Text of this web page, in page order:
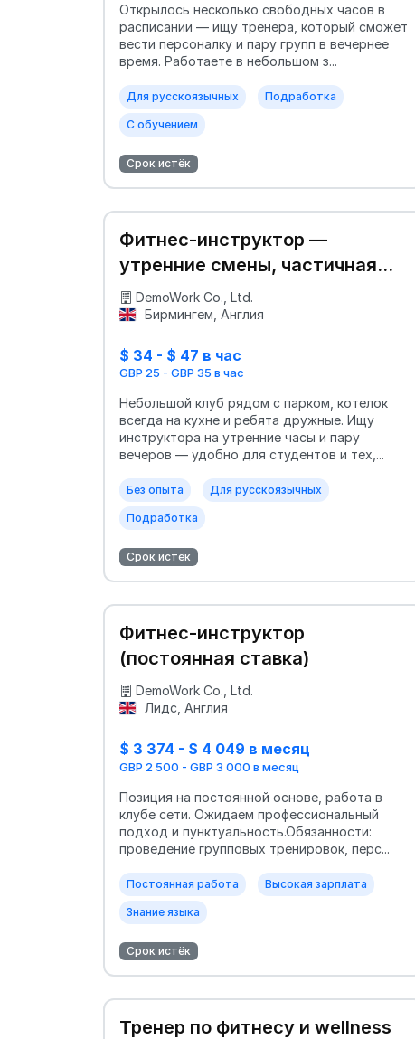
Открылось несколько свободных часов в
расписании — ищу тренера, который сможет
вести персоналку и пару групп в вечернее
время. Работаете в небольшом з...
Для русскоязычных Подработка
С обучением
Срок истёк
Фитнес‑инструктор —
утренние смены, частичная
занятость
DemoWork Co., Ltd.
Бирмингем, Англия
$ 34 - $ 47 в час
GBP 25 - GBP 35 в час
Небольшой клуб рядом с парком, котелок
всегда на кухне и ребята дружные. Ищу
инструктора на утренние часы и пару
вечеров — удобно для студентов и тех,...
Без опыта Для русскоязычных
Подработка
Срок истёк
Фитнес-инструктор
(постоянная ставка)
DemoWork Co., Ltd.
Лидс, Англия
$ 3 374 - $ 4 049 в месяц
GBP 2 500 - GBP 3 000 в месяц
Позиция на постоянной основе, работа в
клубе сети. Ожидаем профессиональный
подход и пунктуальность.Обязанности:
проведение групповых тренировок, перс...
Постоянная работа Высокая зарплата
Знание языка
Срок истёк
Тренер по фитнесу и wellness